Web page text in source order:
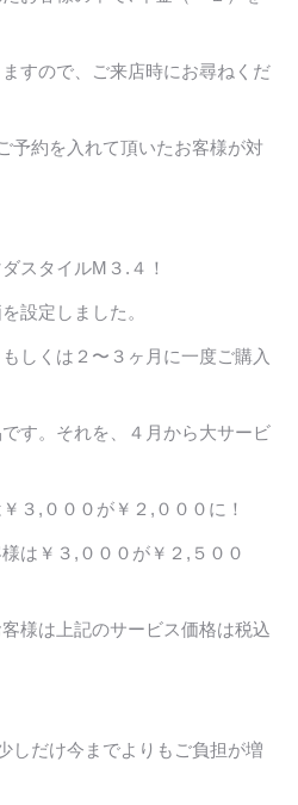
すので、ご来店時にお尋ねくだ
予約を入れて頂いたお客様が対
スタイルM３.４！
設定しました。
しくは２〜３ヶ月に一度ご購入
す。それを、４月から大サービ
３,０００が￥２,０００に！
は￥３,０００が￥２,５００
様は上記のサービス価格は税込
しだけ今までよりもご負担が増